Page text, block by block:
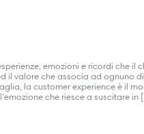
emozioni e ricordi che il
il valore che associa ad ognuno
la customer experience è il
che riesce a suscitare